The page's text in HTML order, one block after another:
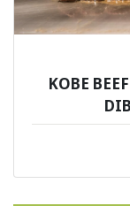
KOBE